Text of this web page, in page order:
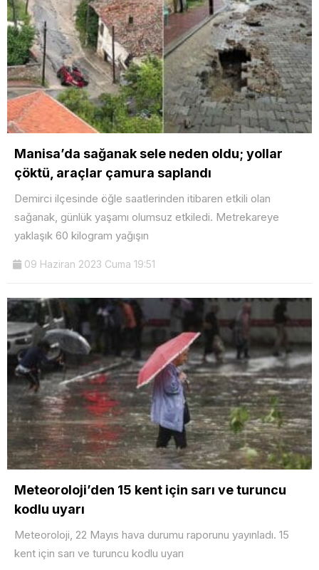
Manisa’da sağanak sele neden oldu; yollar
çöktü, araçlar çamura saplandı
Demirci ilçesinde öğle saatlerinden itibaren etkili olan
sağanak, günlük yaşamı olumsuz etkiledi. Metrekareye
yaklaşık 60 kilogram yağışın
09 Haziran 2023 Cuma 19:51
Meteoroloji’den 15 kent için sarı ve turuncu
kodlu uyarı
Meteoroloji, 22 Mayıs hava durumu raporunu yayınladı. 15
kent için sarı ve turuncu kodlu uyarı